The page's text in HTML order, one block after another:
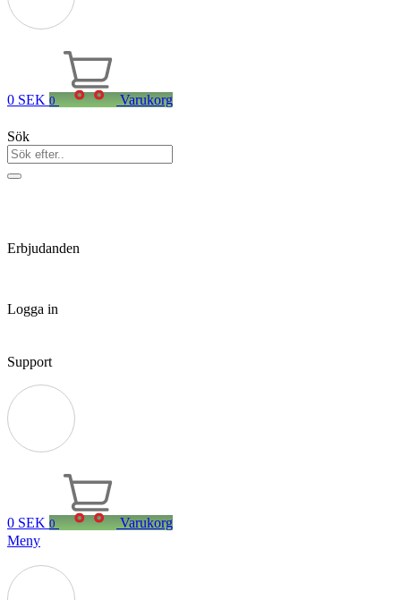
0 SEK 0 Varukorg
Sök
Erbjudanden
Logga in
Support
0 SEK 0
Varukorg
Meny